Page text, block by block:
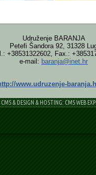
Udruženje BARANJA
Petefi Šandora 92, 31328
+38531322602, Fax.:
e-mail: baranja@inet.hr
www.udruzenje-
CMS & DESIGN & HOSTING: CMS WEB